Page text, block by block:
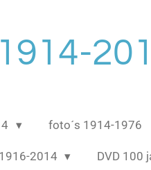
foto´s 1914-1976
2014 DVD 100